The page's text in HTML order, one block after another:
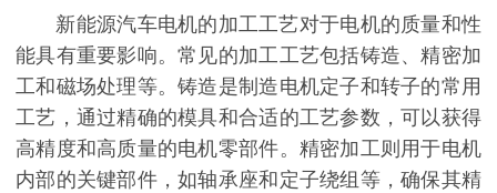
新能源汽车电机的加工工艺对于电机的质量和性
能具有重要影响。常见的加工工艺包括铸造、精密加
工和磁场处理等。铸造是制造电机定子和转子的常用
工艺，通过精确的模具和合适的工艺参数，可以获得
高精度和高质量的电机零部件。精密加工则用于电机
内部的关键部件，如轴承座和定子绕组等，确保其精